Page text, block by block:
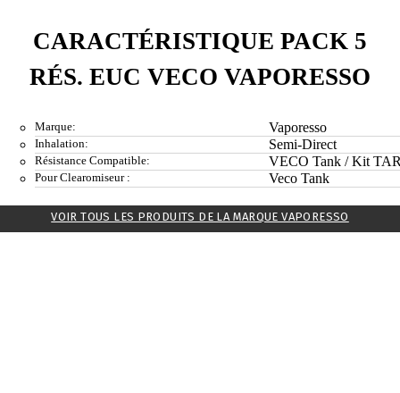
CARACTÉRISTIQUE PACK 5
RÉS. EUC VECO VAPORESSO
Marque: Vaporesso
Inhalation: Semi-Direct
Résistance Compatible: VECO Tank / Kit
Pour Clearomiseur : Veco Tank
VOIR TOUS LES PRODUITS DE LA MARQUE VAPORESSO